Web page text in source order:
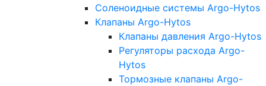
Соленоидные системы Argo-Hytos
Клапаны Argo-Hytos
Клапаны давления Argo-Hytos
Регуляторы расхода Argo-
Hytos
Тормозные клапаны Argo-